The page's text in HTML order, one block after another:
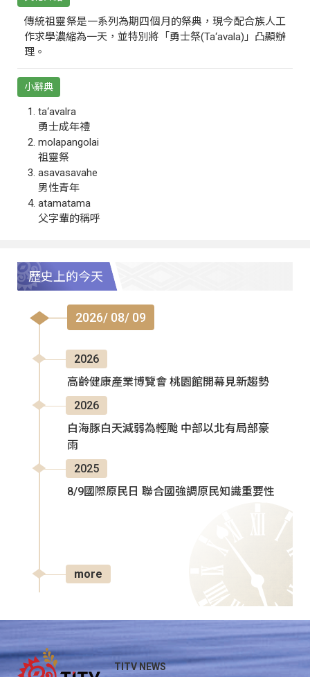
傳統祖靈祭是一系列為期四個月的祭典，現今配合族人工
作求學濃縮為一天，並特別將「勇士祭(Ta‘avala)」凸顯辦
理。
小辭典
ta‘avalra
勇士成年禮
molapangolai
祖靈祭
asavasavahe
男性青年
atamatama
父字輩的稱呼
歷史上的今天
2026/ 08/ 09
2026
高齡健康產業博覽會 桃園館開幕見新趨勢
2026
白海豚白天減弱為輕颱 中部以北有局部豪
雨
2025
8/9國際原民日 聯合國強調原民知識重要性
more
TITV NEWS